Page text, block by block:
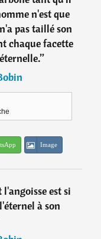
n'est que
pas taillé son
chaque facette
”
Image
est si
à son